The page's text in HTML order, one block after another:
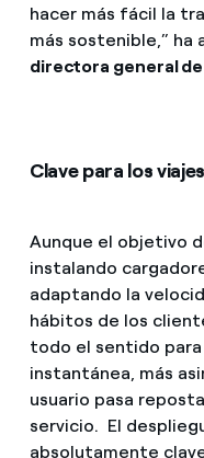
hacer más fácil la
más sostenible,” ha
directora general de
Clave para los
Aunque el objetivo
instalando
adaptando la
hábitos de los
todo el sentido
instantánea, más
usuario pasa
servicio. El
absolutamente